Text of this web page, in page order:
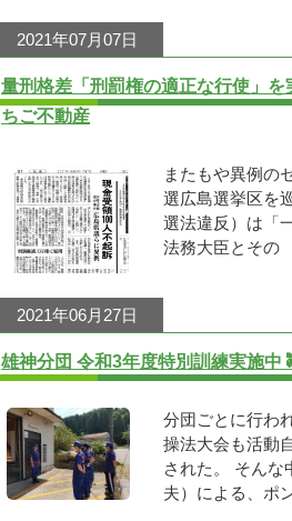
2021年07月07日
量刑格差「刑罰権の適正な行使」
ちご不動産
またもや異例の
選広島選挙区を
選法違反）は「
法務大臣とその
2021年06月27日
雄神分団 令和3年度特別訓練実施
分団ごとに行わ
操法大会も活動
された。 そんな
夫）による、ポ